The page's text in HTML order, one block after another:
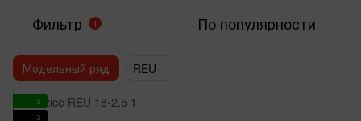
Фильтр 1 По популярности
Модельный ряд REU
3
3